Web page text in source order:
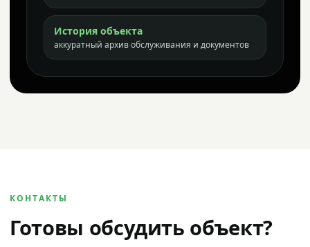
История объекта
аккуратный архив обслуживания и документов
КОНТАКТЫ
Готовы обсудить объект?